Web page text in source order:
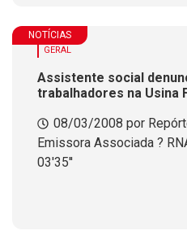
NOTÍCIAS
GERAL
Assistente social
trabalhadores na Usina
08/03/2008 por
Emissora Associada ?
03'35''